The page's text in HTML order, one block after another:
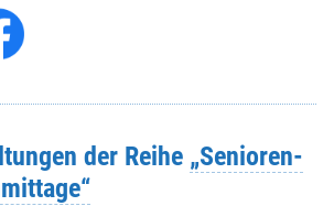
der Reihe „Senioren-